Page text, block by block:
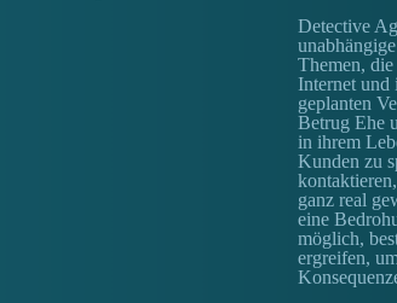
Detective
Themen,
Internet und
geplanten
Betrug Ehe
in ihrem
Kunden zu
ganz real
eine
möglich,
ergreifen,